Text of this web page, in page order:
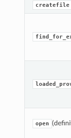
createfile
open